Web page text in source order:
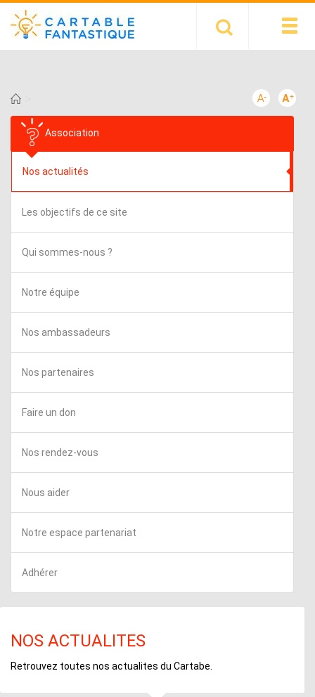
Association
Nos actualités
Les objectifs de ce site
Qui sommes-nous ?
Notre équipe
Nos ambassadeurs
Nos partenaires
Faire un don
Nos rendez-vous
Nous aider
Notre espace partenariat
Adhérer
NOS ACTUALITES
Retrouvez toutes nos actualites du Cartabe.